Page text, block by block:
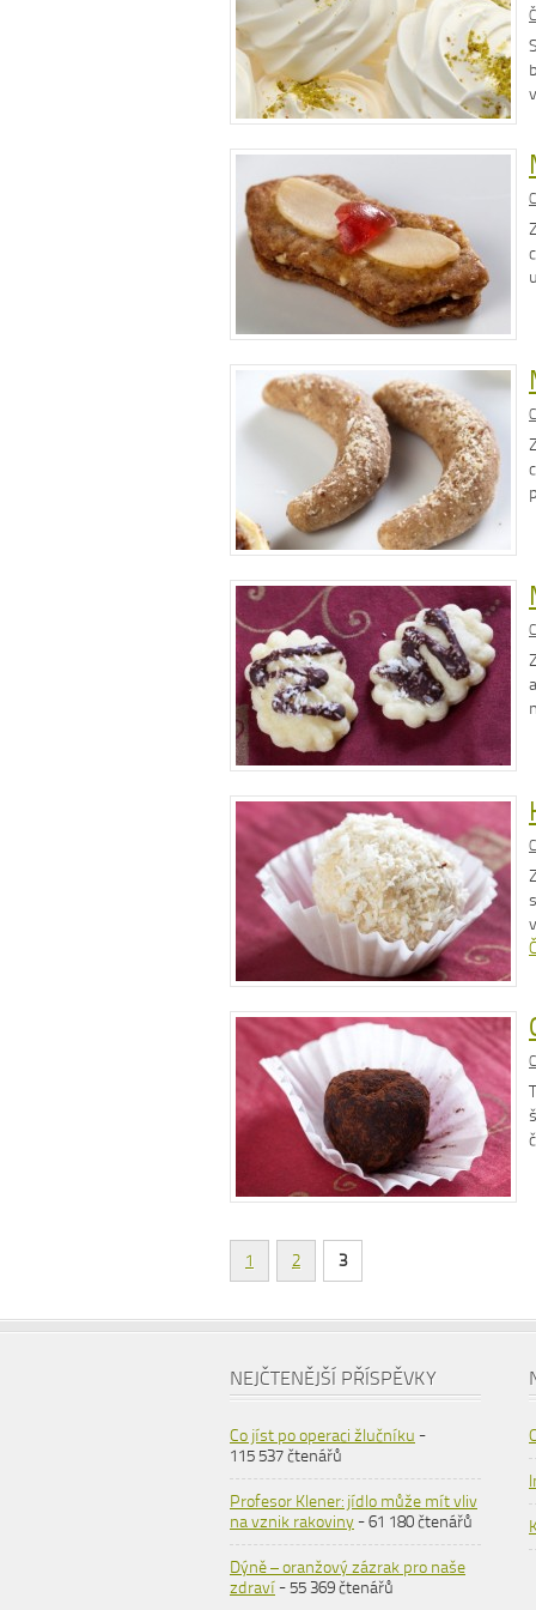
1 2 3
NEJČTENĚJŠÍ PŘÍSPĚVKY
Co jíst po operaci žlučníku -
115 537 čtenářů
Profesor Klener: jídlo může mít vliv
na vznik rakoviny- 61 180 čtenářů
Dýně – oranžový zázrak pro naše
zdraví- 55 369 čtenářů